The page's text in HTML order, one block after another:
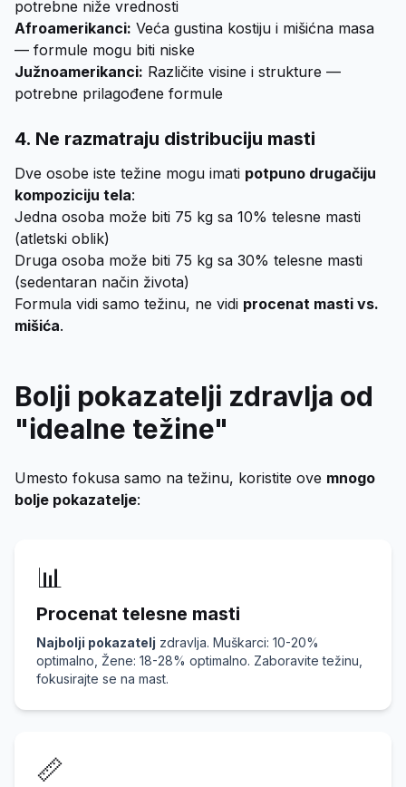
potrebne niže vrednosti
Afroamerikanci: Veća gustina kostiju i mišićna masa
— formule mogu biti niske
Južnoamerikanci: Različite visine i strukture —
potrebne prilagođene formule
4. Ne razmatraju distribuciju masti
Dve osobe iste težine mogu imati potpuno drugačiju
kompoziciju tela:
Jedna osoba može biti 75 kg sa 10% telesne masti
(atletski oblik)
Druga osoba može biti 75 kg sa 30% telesne masti
(sedentaran način života)
Formula vidi samo težinu, ne vidi procenat masti vs.
mišića.
Bolji pokazatelji zdravlja od
"idealne težine"
Umesto fokusa samo na težinu, koristite ove mnogo
bolje pokazatelje:
📊
Procenat telesne masti
Najbolji pokazatelj zdravlja. Muškarci: 10-20%
optimalno, Žene: 18-28% optimalno. Zaboravite težinu,
fokusirajte se na mast.
📏